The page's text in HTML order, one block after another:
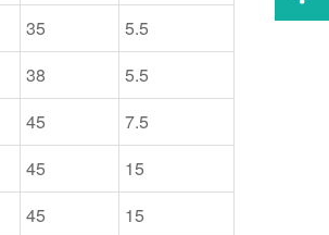
35
5.5
38
5.5
45
7.5
45
15
45
15